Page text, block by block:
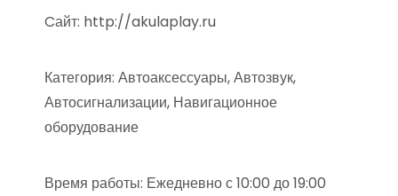
Cайт: http://akulaplay.ru
Категория: Автоаксессуары, Автозвук,
Автосигнализации, Навигационное
оборудование
Время работы: Ежедневно с 10:00 до 19:00